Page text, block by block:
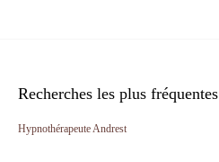
Recherches les plus fréquentes
Hypnothérapeute Andrest